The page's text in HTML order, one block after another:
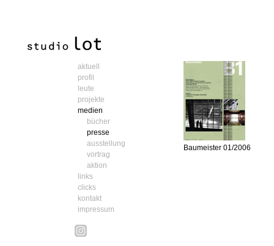
aktuell
profil
leute
projekte
medien
bücher
presse
ausstellung
vortrag
aktion
links
clicks
kontakt
impressum
Baumeister 01/2006